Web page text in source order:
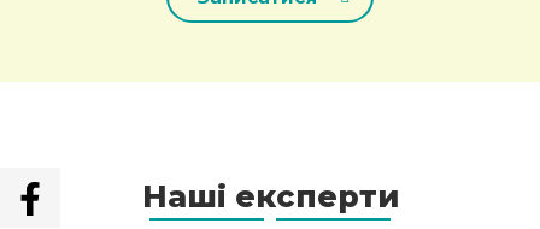
Наші експерти